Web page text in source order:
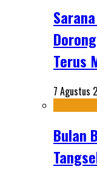
Terus
7 Agustus
Bulan